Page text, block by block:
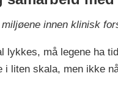
innen klinisk
lykkes, må legene ha
i liten skala, men ikke